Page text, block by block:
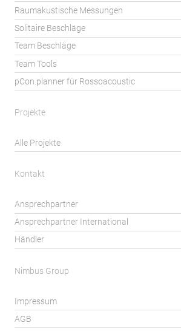
Raumakustische Messungen
Solitaire Beschläge
Team Beschläge
Team Tools
pCon.planner für Rossoacoustic
Projekte
Alle Projekte
Kontakt
Ansprechpartner
Ansprechpartner International
Händler
Nimbus Group
Impressum
AGB